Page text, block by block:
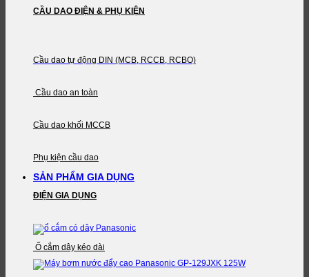
CẦU DAO ĐIỆN & PHỤ KIỆN
Cầu dao tự động DIN (MCB, RCCB, RCBO)
Cầu dao an toàn
Cầu dao khối MCCB
Phụ kiện cầu dao
SẢN PHẨM GIA DỤNG
ĐIỆN GIA DỤNG
Ổ cắm dây kéo dài